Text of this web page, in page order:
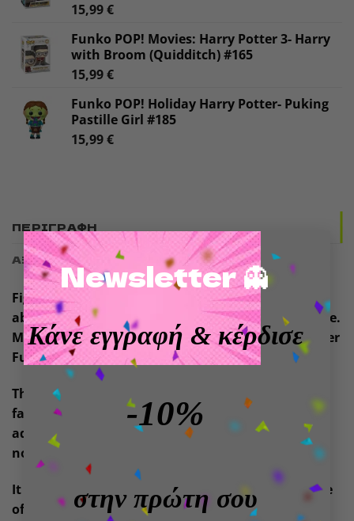
Newsletter 👻
Κάνε εγγραφή & κέρδισε
-10%
στην πρώτη σου
15,99€
Funko POP! Movies: Harry Potter 3- Harry
with Broom (Quidditch) #165
15,99€
Funko POP! Holiday Harry Potter- Puking
Pastille Girl #185
15,99€
ΠΕΡΙΓΡΑΦΉ
ΑΞΙΟΛΟΓΉΣΕΙΣ (0)
Figure made of vinyl, window box packaging. Size
about 15 centimeters high. Officially licensed figure.
Model from the POP! collection of the manufacturer
Funko.
The Harry Potter film series is an American-British
fantasy series produced by Warner Bros. and
adapted from the novels of the same name by the
novelist J. K. Rowling.
It began in 2001 and ended in 2011 with the release
of the final installment, split into two parts.